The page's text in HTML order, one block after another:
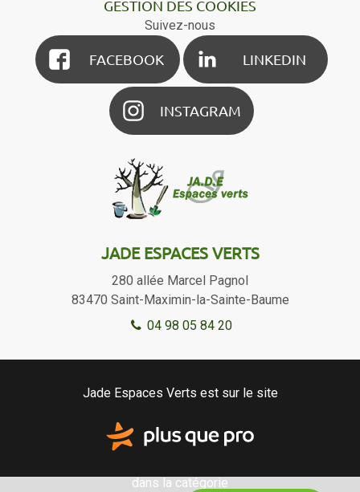
GESTION DES COOKIES
Suivez-nous
FACEBOOK LINKEDIN
INSTAGRAM
JADE ESPACES VERTS
280 allée Marcel Pagnol
83470 Saint-Maximin-la-Sainte-Baume
04 98 05 84 20
Jade Espaces Verts est sur le site
dans la catégorie